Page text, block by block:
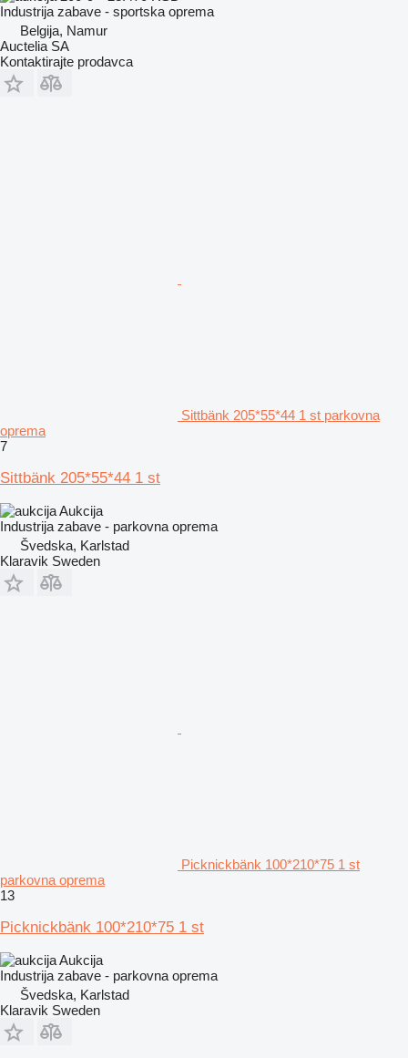
Industrija zabave - sportska oprema
Belgija, Namur
Auctelia SA
Kontaktirajte prodavca
Sittbänk 205*55*44 1 st parkovna
oprema
7
Sittbänk 205*55*44 1 st
Aukcija
Industrija zabave - parkovna oprema
Švedska, Karlstad
Klaravik Sweden
Picknickbänk 100*210*75 1 st
parkovna oprema
13
Picknickbänk 100*210*75 1 st
Aukcija
Industrija zabave - parkovna oprema
Švedska, Karlstad
Klaravik Sweden